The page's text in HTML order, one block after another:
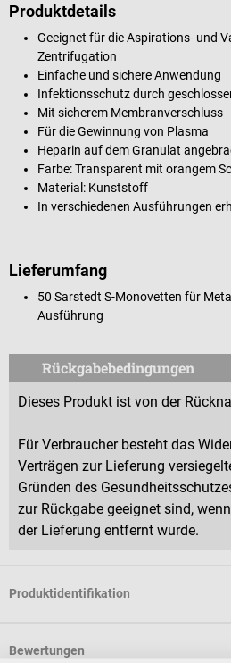
Produktdetails
Geeignet für die Aspirations- und
Zentrifugation
Einfache und sichere Anwendung
Infektionsschutz durch
Mit sicherem Membranverschluss
Für die Gewinnung von Plasma
Heparin auf dem Granulat
Farbe: Transparent mit orangem
Material: Kunststoff
In verschiedenen Ausführungen
Lieferumfang
50 Sarstedt S-Monovetten für
Ausführung
Rückgabebedingungen
Dieses Produkt ist von der
Für Verbraucher besteht das
Verträgen zur Lieferung
Gründen des
zur Rückgabe geeignet sind,
der Lieferung entfernt wurde.
Produktidentifikation
Bewertungen